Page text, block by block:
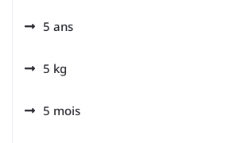
5 ans
5 kg
5 mois